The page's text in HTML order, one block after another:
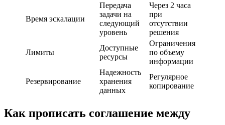
Время эскалации
Передача
задачи на
следующий
уровень
Через 2 часа
при
отсутствии
решения
Лимиты
Доступные
ресурсы
Ограничения
по объему
информации
Резервирование
Надежность
хранения
данных
Регулярное
копирование
Как прописать соглашение между